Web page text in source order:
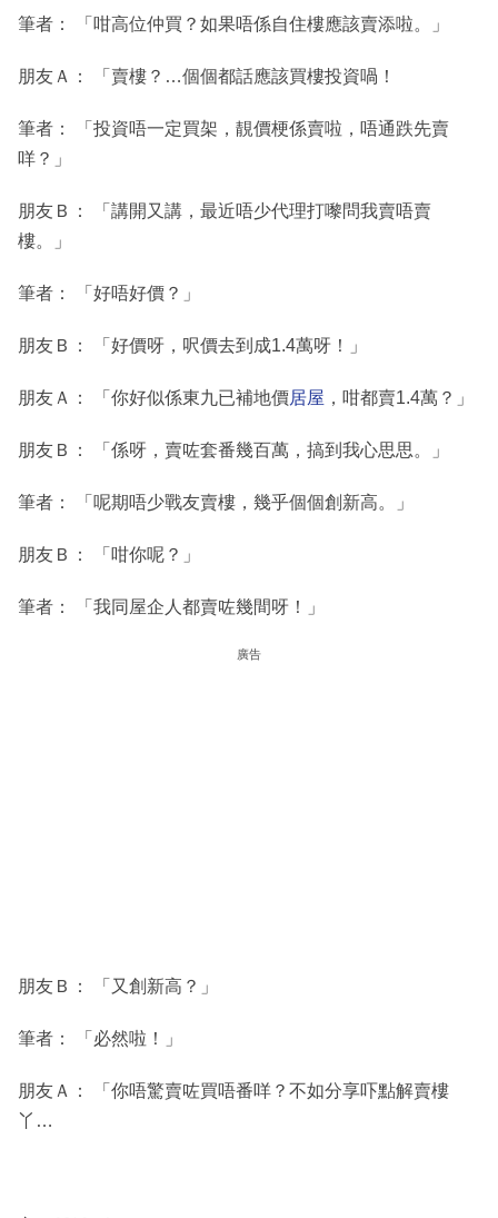
區
筆者： 「咁高位仲買？如果唔係自住樓應該賣添啦。」
朋友Ａ： 「賣樓？…個個都話應該買樓投資喎！
筆者： 「投資唔一定買架，靚價梗係賣啦，唔通跌先賣
咩？」
朋友Ｂ： 「講開又講，最近唔少代理打嚟問我賣唔賣
樓。」
筆者： 「好唔好價？」
朋友Ｂ： 「好價呀，呎價去到成1.4萬呀！」
朋友Ａ： 「你好似係東九已補地價居屋 ，咁都賣1.4萬？」
朋友Ｂ： 「係呀，賣咗套番幾百萬，搞到我心思思。」
筆者： 「呢期唔少戰友賣樓，幾乎個個創新高。」
朋友Ｂ： 「咁你呢？」
筆者： 「我同屋企人都賣咗幾間呀！」
廣告
朋友Ｂ： 「又創新高？」
筆者： 「必然啦！」
朋友Ａ： 「你唔驚賣咗買唔番咩？不如分享吓點解賣樓
丫…